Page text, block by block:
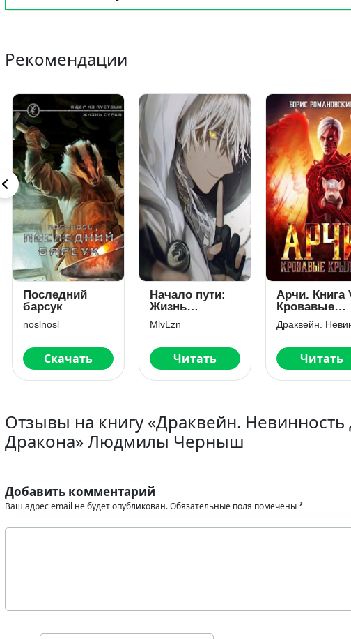
Рекомендации
Последний
барсук
noslnosl
Скачать
Начало пути:
Жизнь
дракончика
MlvLzn
Читать
Арчи. Книга
Кровавые
Крылья
Читать
Отзывы на книгу «Драквейн. Невинность
Дракона» Людмилы Черныш
Добавить комментарий
Ваш адрес email не будет опубликован.Обязательные поля помечены*